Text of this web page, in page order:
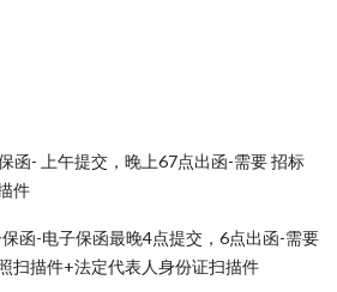
函- 上午提交，晚上67点出函-需要 招标
件
函-电子保函最晚4点提交，6点出函-需要
扫描件+法定代表人身份证扫描件